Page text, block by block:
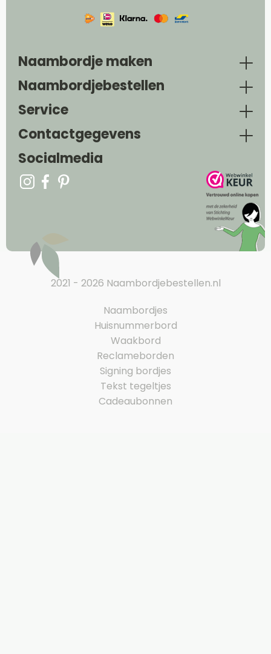
Naambordje maken
Naambordjebestellen
Service
Contactgegevens
Socialmedia
2021 - 2026 Naambordjebestellen.nl
Naambordjes
Huisnummerbord
Waakbord
Reclameborden
Signing bordjes
Tekst tegeltjes
Cadeaubonnen